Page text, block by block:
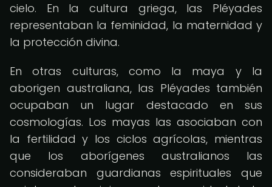
cielo. En la cultura griega, las Pléyades
representaban la feminidad, la maternidad y
la protección divina.
En otras culturas, como la maya y la
aborigen australiana, las Pléyades también
ocupaban un lugar destacado en sus
cosmologías. Los mayas las asociaban con
la fertilidad y los ciclos agrícolas, mientras
que los aborígenes australianos las
consideraban guardianas espirituales que